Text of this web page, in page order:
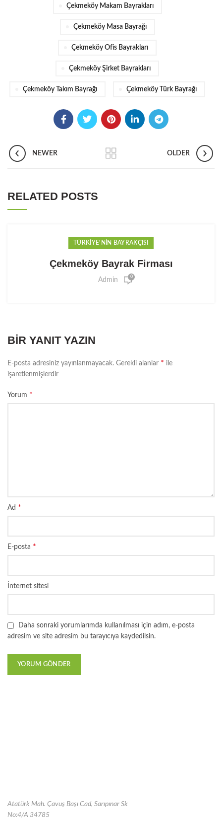
Çekmeköy Makam Bayrakları
Çekmeköy Masa Bayrağı
Çekmeköy Ofis Bayrakları
Çekmeköy Şirket Bayrakları
Çekmeköy Takım Bayrağı Çekmeköy Türk Bayrağı
NEWER OLDER
RELATED POSTS
TÜRKIYE'NIN BAYRAKÇISI
Çekmeköy Bayrak Firması
Admin 0
BIR YANIT YAZIN
E-posta adresiniz yayınlanmayacak. Gerekli alanlar * ile
işaretlenmişlerdir
Yorum *
Ad *
E-posta *
İnternet sitesi
Daha sonraki yorumlarımda kullanılması için adım, e-posta
adresim ve site adresim bu tarayıcıya kaydedilsin.
Atatürk Mah. Çavuş Başı Cad, Sarıpınar Sk
No:4/A 34785